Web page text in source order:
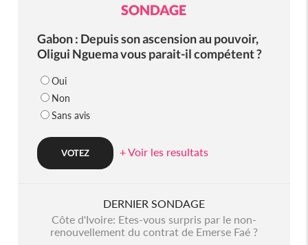
SONDAGE
Gabon : Depuis son ascension au pouvoir,
Oligui Nguema vous parait-il compétent ?
Oui
Non
Sans avis
+ Voir les resultats
DERNIER SONDAGE
Côte d'Ivoire: Etes-vous surpris par le non-
renouvellement du contrat de Emerse Faé ?